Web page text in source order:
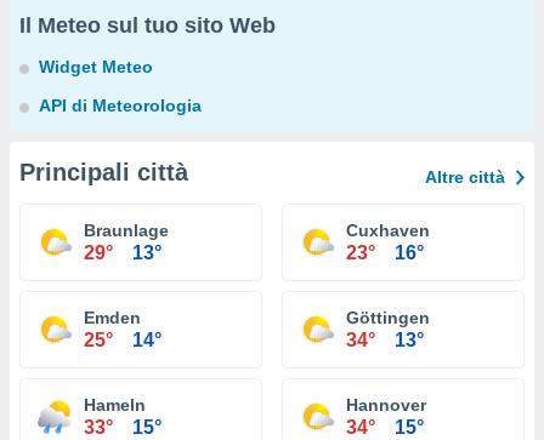
Il Meteo sul tuo sito Web
Widget Meteo
API di Meteorologia
Principali città Altre città
Braunlage
29° 13°
Cuxhaven
23° 16°
Emden
25° 14°
Göttingen
34° 13°
Hameln
33° 15°
Hannover
34° 15°